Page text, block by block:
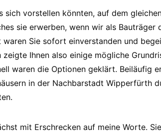
sich vorstellen könnten, auf dem
sie erwerben, wenn wir als
waren Sie sofort einverstanden und
Ihnen also einige mögliche
waren die Optionen geklärt. Beiläufig
in der Nachbarstadt Wipperfürth
mit Erschrecken auf meine Worte.